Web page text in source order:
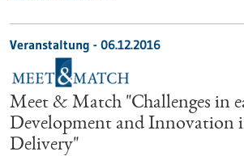
Veranstaltung - 06.12.2016
Meet & Match "Challenges in
Development and Innovation
Delivery"